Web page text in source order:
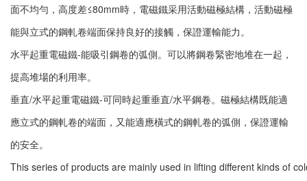
面不均勻，高度差≤80mm時，電磁鐵采用活動磁極結構，活動磁極
能與立式的鋼軋卷端面保持良好的接觸，保證運輸能力。
水平起重電磁鐵-能吸引鋼卷的弧側。可以將鋼卷緊密地堆在一起，
提高堆場的利用率。
垂直/水平起重電磁鐵-可同時起重垂直/水平鋼卷。磁極結構既能適
應立式的鋼軋卷的端面，又能適應橫式的鋼軋卷的弧側，保證運輸
的安全。
This series of products are mainly used in lifting different kinds of